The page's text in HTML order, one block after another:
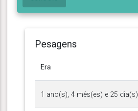
Pesagens
Era
1 ano(s), 4 mês(es) e 25 dia(s)